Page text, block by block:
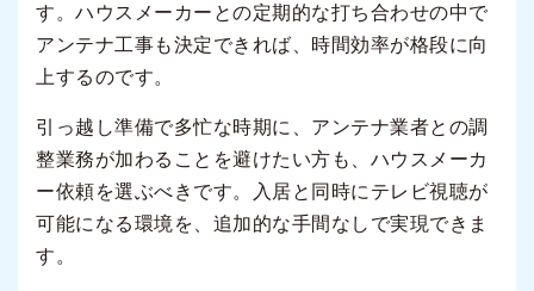
す。ハウスメーカーとの定期的な打ち合わせの中で
アンテナ工事も決定できれば、時間効率が格段に向
上するのです。
引っ越し準備で多忙な時期に、アンテナ業者との調
整業務が加わることを避けたい方も、ハウスメーカ
ー依頼を選ぶべきです。入居と同時にテレビ視聴が
可能になる環境を、追加的な手間なしで実現できま
す。